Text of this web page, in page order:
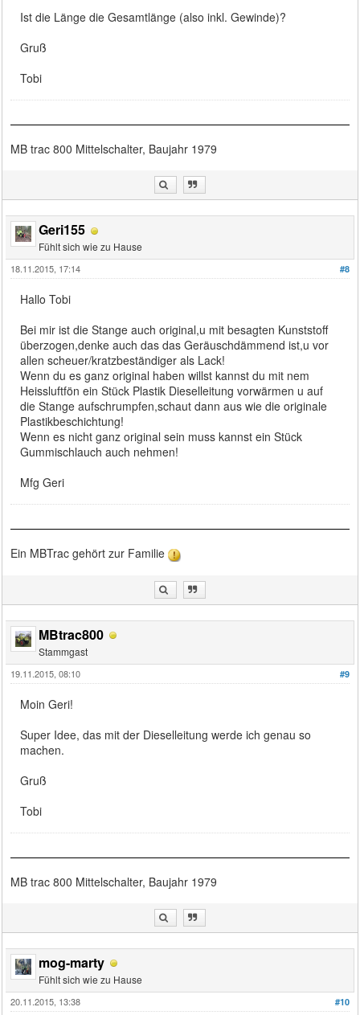
Ist die Länge die Gesamtlänge (also inkl. Gewinde)?
Gruß
Tobi
MB trac 800 Mittelschalter, Baujahr 1979
Geri155
Fühlt sich wie zu Hause
#8
18.11.2015, 17:14
Hallo Tobi
Bei mir ist die Stange auch original,u mit besagten Kunststoff
überzogen,denke auch das das Geräuschdämmend ist,u vor
allen scheuer/kratzbeständiger als Lack!
Wenn du es ganz original haben willst kannst du mit nem
Heissluftfön ein Stück Plastik Dieselleitung vorwärmen u auf
die Stange aufschrumpfen,schaut dann aus wie die originale
Plastikbeschichtung!
Wenn es nicht ganz original sein muss kannst ein Stück
Gummischlauch auch nehmen!
Mfg Geri
Ein MBTrac gehört zur Familie
MBtrac800
Stammgast
#9
19.11.2015, 08:10
Moin Geri!
Super Idee, das mit der Dieselleitung werde ich genau so
machen.
Gruß
Tobi
MB trac 800 Mittelschalter, Baujahr 1979
mog-marty
Fühlt sich wie zu Hause
#10
20.11.2015, 13:38